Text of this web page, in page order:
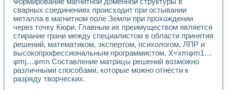
Исследование кинетики зарождения и развития
Лабораторный электрический импедансный томограф на
Микрозондовая система для характеризации
Метод траекторий в исследовании
Промышленная автоматизация
Автоматизация технологических процессов получения
Использование систем технического зрения для контроля
Исследование электромагнитных переходных процессов
сварных соединениях происходит при остывании
металла в магнитном поле Земли при прохождении
через точку Кюри. Главным их преимуществом является
стирание грани между специалистом в области принятия
решений, математиком, экспертом, психологом, ЛПР и
высокопрофессиональным программистом. Х=xmφm1…
φmj…φmn Составление матрицы решений возможно
различными способами, которые можно отнести к
разряду творческих.